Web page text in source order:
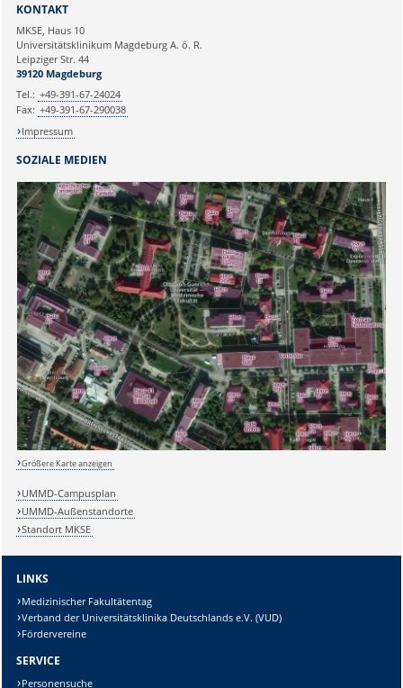
Ihre E-Mailadresse:
Ihr Anliegen:
Sicherheitsabfrage:
SOZIALE MEDIEN
KONTAKT
MKSE, Haus 10
Universitätsklinikum Magdeburg A. ö. R.
Leipziger Str. 44
39120 Magdeburg
Tel.: +49-391-67-24024
Fax: +49-391-67-290038
Impressum
Größere Karte anzeigen
UMMD-Campusplan
UMMD-Außenstandorte
Standort MKSE
LINKS
Medizinischer Fakultätentag
Verband der Universitätsklinika Deutschlands e.V. (VUD)
Fördervereine
SERVICE
Personensuche